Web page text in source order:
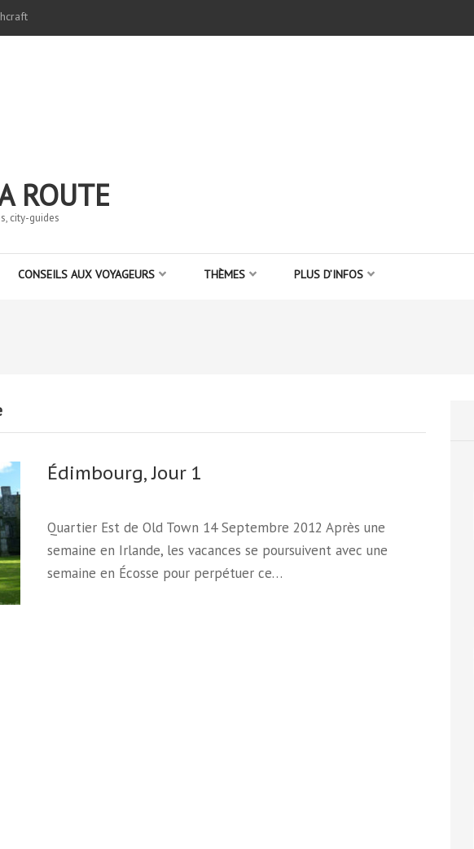
ROUTE
city-guides
CONSEILS AUX VOYAGEURS THÈMES PLUS D’INFOS
Édimbourg, Jour 1
Quartier Est de Old Town 14 Septembre 2012 Après une
semaine en Irlande, les vacances se poursuivent avec une
semaine en Écosse pour perpétuer ce…